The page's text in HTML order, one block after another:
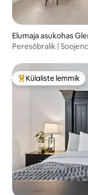
Elumaja asukohas
Peresõbralik |
Külaliste suur lemmik
Külaliste lemmik